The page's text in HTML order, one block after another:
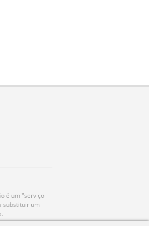
Aceitar
é um "serviço
substituir um